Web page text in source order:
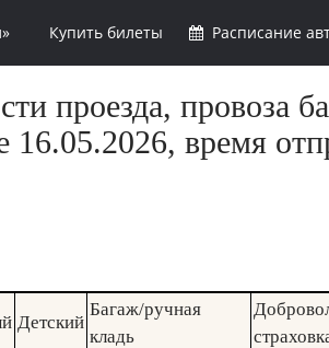
Купить билеты Расписание
проезда, провоза
16.05.2026, время
Детский
Багаж/ручная
кладь